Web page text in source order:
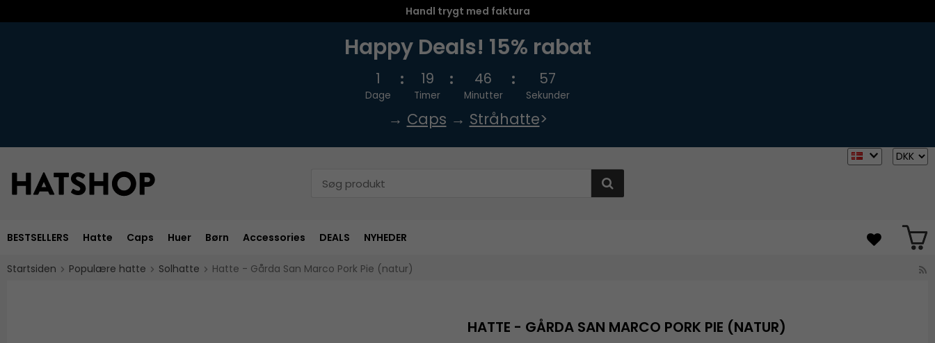
Handl trygt med faktura
Happy Deals! 15% rabat
1
Dage
19
Timer
46
Minutter
56
Sekunder
→ Caps → Stråhatte>
BESTSELLERS Hatte Caps Huer Børn Accessories DEALS NYHEDER
Startsiden Populære hatte Solhatte Hatte - Gårda San Marco Pork Pie (natur)
HATTE - GÅRDA SAN MARCO PORK PIE (NATUR)